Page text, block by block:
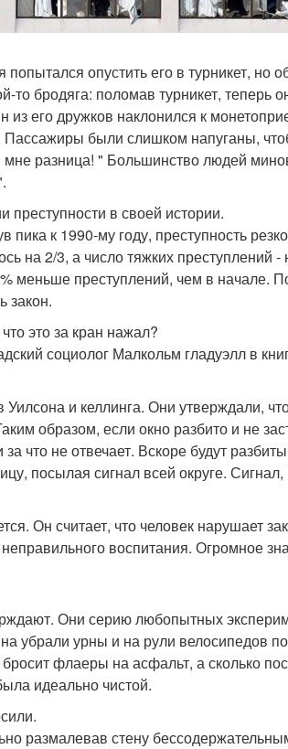
опустить его в турникет, но
то бродяга: поломав турникет, теперь
его дружков наклонился к
были слишком напуганы,
мне разница! " Большинство людей
преступности в своей истории.
пика к 1990-му году, преступность
на 2/3, а число тяжких преступлений -
меньше преступлений, чем в начале.
закон.
это за кран нажал?
социолог Малкольм гладуэлл в
и келлинга. Они утверждали,
образом, если окно разбито и не
что не отвечает. Вскоре будут
посылая сигнал всей округе.
Он считает, что человек нарушает
воспитания. Огромное
Они серию любопытных
убрали урны и на рули велосипедов
флаеры на асфальт, а сколько
идеально чистой.
размалевав стену